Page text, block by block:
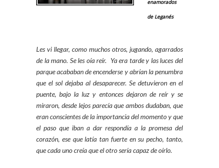
enamorados
de Leganés
Les vi llegar, como muchos otros, jugando, agarrados
de la mano. Se les oía reír. Ya era tarde y las luces del
parque acababan de encenderse y abrían la penumbra
que el sol dejaba al desaparecer. Se detuvieron en el
puente, bajo la luz y entonces dejaron de reír y se
miraron, desde lejos parecía que ambos dudaban, que
eran conscientes de la importancia del momento y que
el paso que iban a dar respondía a la promesa del
corazón, ese que latía tan fuerte en su pecho, tanto,
que cada uno creía que el otro sería capaz de oírlo.